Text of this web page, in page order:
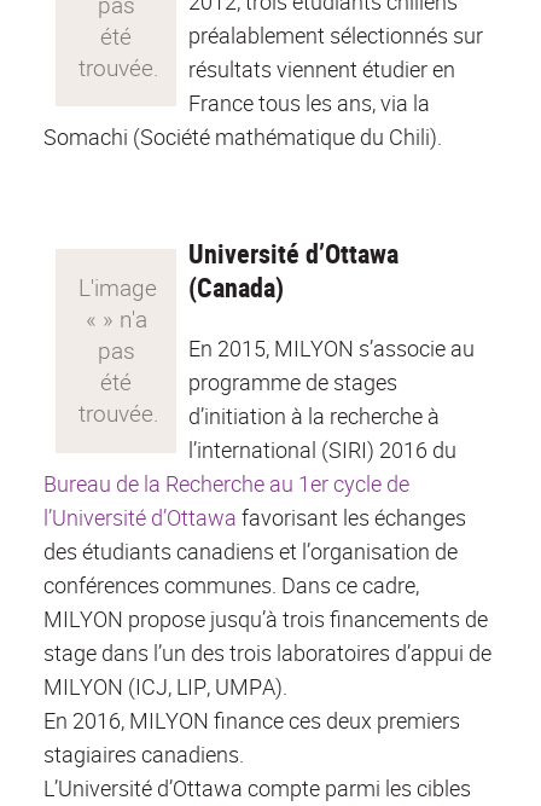
préalablement sélectionnés sur
résultats viennent étudier en
France tous les ans, via la
Somachi (Société mathématique du Chili).
Université d’Ottawa
(Canada)
En 2015, MILYON s’associe au
programme de stages
d’initiation à la recherche à
l’international (SIRI) 2016 du
Bureau de la Recherche au 1er cycle de
l’Université d’Ottawa favorisant les échanges
des étudiants canadiens et l’organisation de
conférences communes. Dans ce cadre,
MILYON propose jusqu’à trois financements de
stage dans l’un des trois laboratoires d’appui de
MILYON (ICJ, LIP, UMPA).
En 2016, MILYON finance ces deux premiers
stagiaires canadiens.
L’Université d’Ottawa compte parmi les cibles